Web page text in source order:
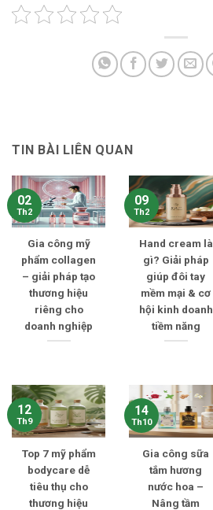
TIN BÀI LIÊN QUAN
Gia công mỹ
phẩm collagen
– giải pháp tạo
thương hiệu
riêng cho
doanh nghiệp
02
Th2
Hand cream là
gì? Giải pháp
giúp đôi tay
mềm mại & cơ
hội kinh doanh
tiềm năng
09
Th2
Top 7 mỹ phẩm
bodycare dễ
tiêu thụ cho
thương hiệu
12
Th9
Gia công sữa
tắm hương
nước hoa –
Nâng tầm
14
Th10